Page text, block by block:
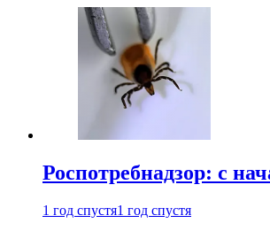
Роспотребнадзор: с
1 год спустя1 год спустя